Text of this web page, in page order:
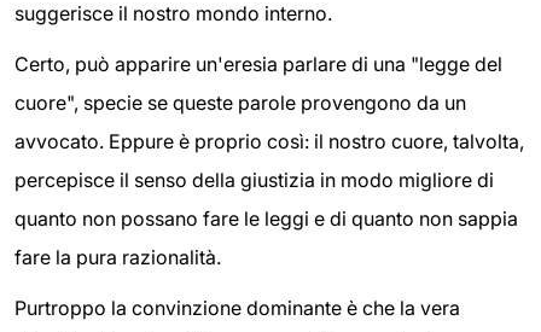
suggerisce il nostro mondo interno.
Certo, può apparire un'eresia parlare di una "legge del
cuore", specie se queste parole provengono da un
avvocato. Eppure è proprio così: il nostro cuore, talvolta,
percepisce il senso della giustizia in modo migliore di
quanto non possano fare le leggi e di quanto non sappia
fare la pura razionalità.
Purtroppo la convinzione dominante è che la vera